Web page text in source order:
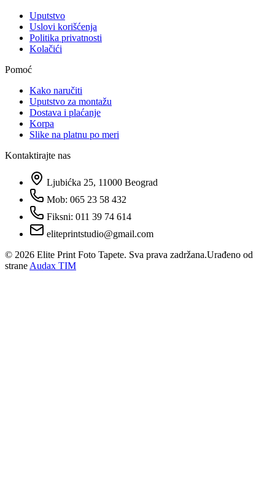
Uputstvo
Uslovi korišćenja
Politika privatnosti
Kolačići
Pomoć
Kako naručiti
Uputstvo za montažu
Dostava i plaćanje
Korpa
Slike na platnu po meri
Kontaktirajte nas
Ljubićka 25, 11000 Beograd
Mob: 065 23 58 432
Fiksni: 011 39 74 614
eliteprintstudio@gmail.com
© 2026 Elite Print Foto Tapete. Sva prava zadržana.Urađeno od
strane Audax TIM